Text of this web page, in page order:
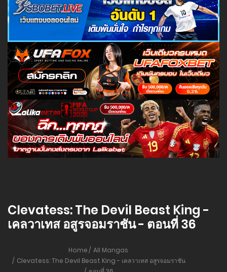
Clevatess: The Devil Beast King -
เคลวาเทส อสูรจอมราชัน - ตอนที่ 36
Home
All Mangas
Clevatess: The Devil Beast King - เคลวาเทส อสูรจอมราชัน